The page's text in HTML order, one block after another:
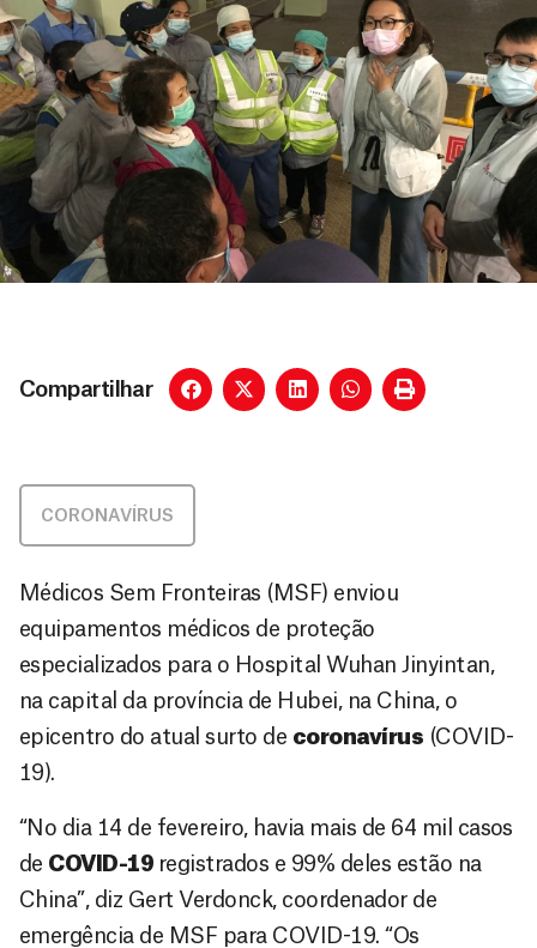
Compartilhar
CORONAVÍRUS
Médicos Sem Fronteiras (MSF) enviou
equipamentos médicos de proteção
especializados para o Hospital Wuhan Jinyintan,
na capital da província de Hubei, na China, o
epicentro do atual surto de coronavírus (COVID-
19).
“No dia 14 de fevereiro, havia mais de 64 mil casos
de COVID-19registrados e 99% deles estão na
China”, diz Gert Verdonck, coordenador de
emergência de MSF para COVID-19. “Os